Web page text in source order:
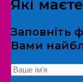
Які
Заповніть
Вами